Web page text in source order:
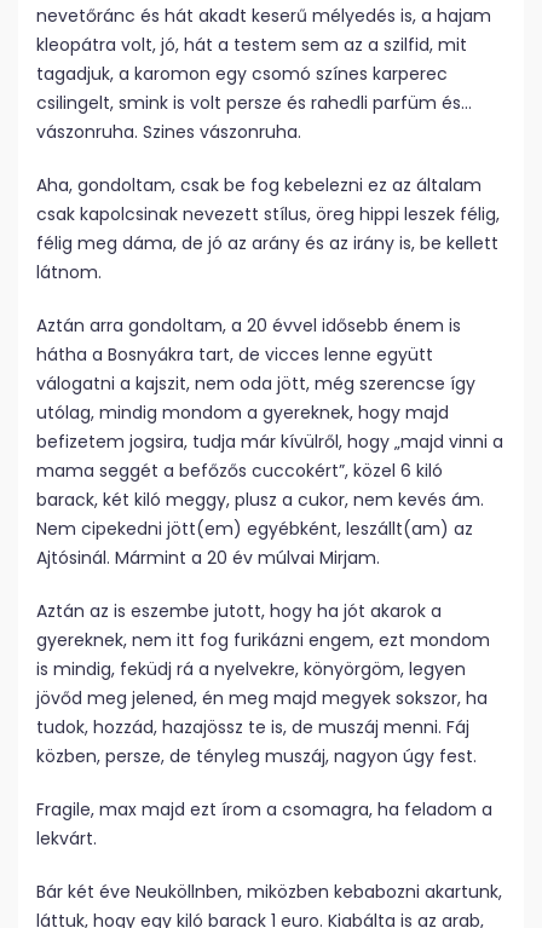
nevetőránc és hát akadt keserű mélyedés is, a hajam
kleopátra volt, jó, hát a testem sem az a szilfid, mit
tagadjuk, a karomon egy csomó színes karperec
csilingelt, smink is volt persze és rahedli parfüm és…
vászonruha. Szines vászonruha.
Aha, gondoltam, csak be fog kebelezni ez az általam
csak kapolcsinak nevezett stílus, öreg hippi leszek félig,
félig meg dáma, de jó az arány és az irány is, be kellett
látnom.
Aztán arra gondoltam, a 20 évvel idősebb énem is
hátha a Bosnyákra tart, de vicces lenne együtt
válogatni a kajszit, nem oda jött, még szerencse így
utólag, mindig mondom a gyereknek, hogy majd
befizetem jogsira, tudja már kívülről, hogy „majd vinni a
mama seggét a befőzős cuccokért”, közel 6 kiló
barack, két kiló meggy, plusz a cukor, nem kevés ám.
Nem cipekedni jött(em) egyébként, leszállt(am) az
Ajtósinál. Mármint a 20 év múlvai Mirjam.
Aztán az is eszembe jutott, hogy ha jót akarok a
gyereknek, nem itt fog furikázni engem, ezt mondom
is mindig, feküdj rá a nyelvekre, könyörgöm, legyen
jövőd meg jelened, én meg majd megyek sokszor, ha
tudok, hozzád, hazajössz te is, de muszáj menni. Fáj
közben, persze, de tényleg muszáj, nagyon úgy fest.
Fragile, max majd ezt írom a csomagra, ha feladom a
lekvárt.
Bár két éve Neuköllnben, miközben kebabozni akartunk,
láttuk, hogy egy kiló barack 1 euro. Kiabálta is az arab,